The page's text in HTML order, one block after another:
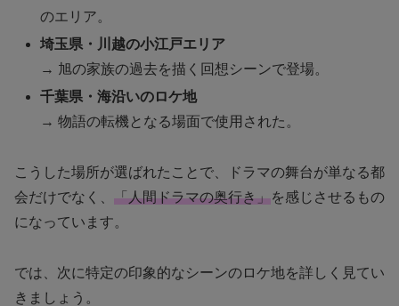
のエリア。
埼玉県・川越の小江戸エリア
→ 旭の家族の過去を描く回想シーンで登場。
千葉県・海沿いのロケ地
→ 物語の転機となる場面で使用された。
こうした場所が選ばれたことで、ドラマの舞台が単なる都
会だけでなく、 「人間ドラマの奥行き」を感じさせるもの
になっています。
では、次に特定の印象的なシーンのロケ地を詳しく見てい
きましょう。